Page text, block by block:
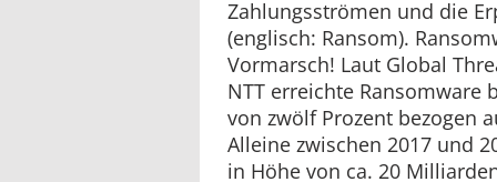
Zahlungsströmen und die
(englisch: Ransom).
Vormarsch! Laut Global
NTT erreichte Ransomware
von zwölf Prozent bezogen
Alleine zwischen 2017 und
in Höhe von ca. 20